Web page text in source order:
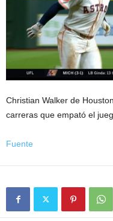
Christian Walker de
carreras que empató el
Fuente